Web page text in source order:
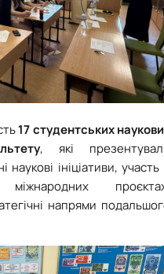
17 студентських
, які
ініціативи, участь
міжнародних
напрями